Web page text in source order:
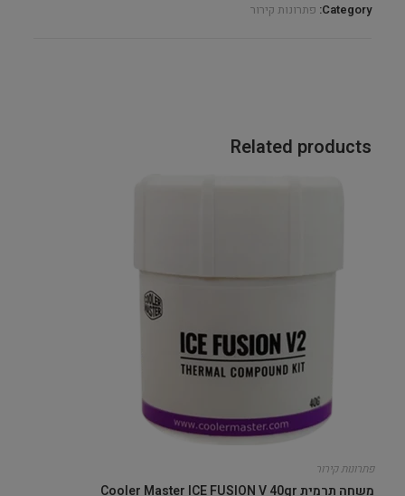
Category: פתרונות קירור
Related products
פתרונות קירור
משחה תרמית Cooler Master ICE FUSION V 40gr